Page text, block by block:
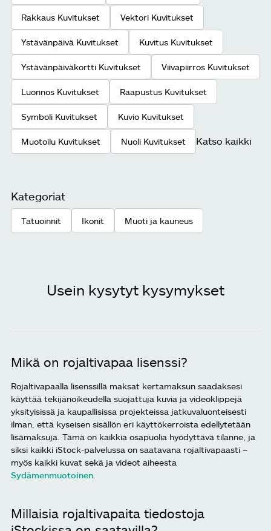
Rakkaus Kuvitukset Vektori Kuvitukset
Ystävänpäivä Kuvitukset Kuvitus Kuvitukset
Ystävänpäiväkortti Kuvitukset Viivapiirros Kuvitukset
Luonnos Kuvitukset Raapustus Kuvitukset
Symboli Kuvitukset Kuvio Kuvitukset
Muotoilu Kuvitukset Nuoli Kuvitukset Katso kaikki
Kategoriat
Tatuoinnit Ikonit Muoti ja kauneus
Usein kysytyt kysymykset
Mikä on rojaltivapaa lisenssi?
Rojaltivapaalla lisenssillä maksat kertamaksun saadaksesi
käyttää tekijänoikeudella suojattuja kuvia ja videoklippejä
yksityisissä ja kaupallisissa projekteissa jatkuvaluonteisesti
ilman, että kyseisen sisällön eri käyttökerroista edellytetään
lisämaksuja. Tämä on kaikkia osapuolia hyödyttävä tilanne, ja
siksi kaikki iStock-palvelussa on saatavana rojaltivapaasti –
myös kaikki kuvat sekä ja videot aiheesta
Sydämenmuotoinen
Millaisia rojaltivapaita tiedostoja